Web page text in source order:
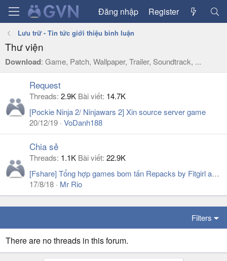
Đăng nhập Register
Lưu trữ - Tin tức giới thiệu bình luận
Thư viện
Download: Game, Patch, Wallpaper, Trailer, Soundtrack, ...
Request
Threads 2.9K Bài viết 14.7K
[Pockie Ninja 2/ Ninjawars 2] Xin source server game
20/12/19 VoDanh188
Chia sẻ
Threads 1.1K Bài viết 22.9K
[Fshare] Tổng hợp games bom tấn Repacks by Fitgirl and CorePack
17/8/18
Mr Rio
Filters
There are no threads in this forum.